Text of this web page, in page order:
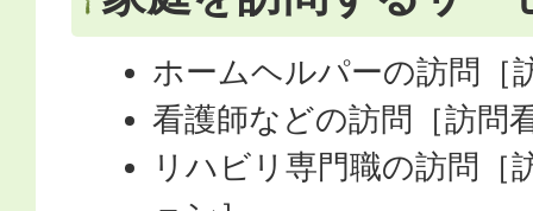
ホームヘルパーの訪問［
看護師などの訪問［訪問
リハビリ専門職の訪問［